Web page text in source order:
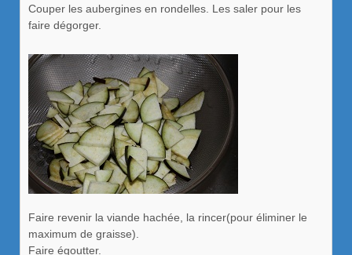
Couper les aubergines en rondelles. Les saler pour les
faire dégorger.
Faire revenir la viande hachée, la rincer(pour éliminer le
maximum de graisse).
Faire égoutter.